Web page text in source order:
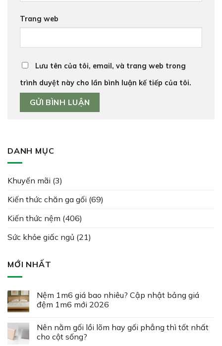
Trang web
Lưu tên của tôi, email, và trang web trong
trình duyệt này cho lần bình luận kế tiếp của tôi.
DANH MỤC
Khuyến mãi (3)
Kiến thức chăn ga gối (69)
Kiến thức nệm (406)
Sức khỏe giấc ngủ (21)
MỚI NHẤT
Nệm 1m6 giá bao nhiêu? Cập nhật bảng giá
đệm 1m6 mới 2026
Nên nằm gối lồi lõm hay gối phẳng thì tốt nhất
cho cột sống?